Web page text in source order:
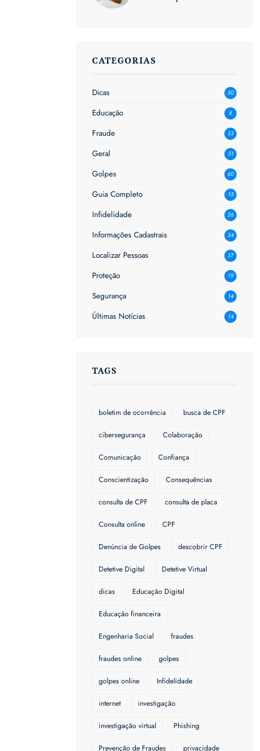
CATEGORIAS
Dicas 50
Educação 8
Fraude 33
Geral 51
Golpes 60
Guia Completo 15
Infidelidade 26
Informações Cadastrais 34
Localizar Pessoas 37
Proteção 19
Segurança 14
Últimas Notícias 14
TAGS
boletim de ocorrência busca de CPF
cibersegurança Colaboração
Comunicação Confiança
Conscientização Consequências
consulta de CPF consulta de placa
Consulta online CPF
Denúncia de Golpes descobrir CPF
Detetive Digital Detetive Virtual
dicas Educação Digital
Educação financeira
Engenharia Social fraudes
fraudes online golpes
golpes online Infidelidade
internet investigação
investigação virtual Phishing
Prevenção de Fraudes privacidade